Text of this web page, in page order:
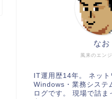
風来のエン
なお
IT運用歴14年。 ネット
Windows・業務システ
ログです。 現場で詰ま